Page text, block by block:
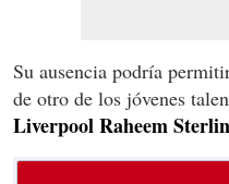
Su ausencia podría
de otro de los jóvenes
Liverpool Raheem